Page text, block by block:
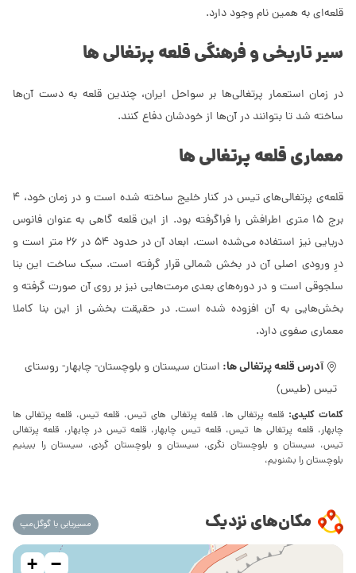
قلعه‌ای به همین نام وجود دارد.
سیر تاریخی و فرهنگی قلعه پرتغالی ها
در زمان استعمار پرتغالی‌ها بر سواحل ایران، چندین قلعه به دست آن‌ها
ساخته شد تا بتوانند در آن‌ها از خودشان دفاع کنند.
معماری قلعه پرتغالی ها
قلعه‌ی پرتغالی‌های تیس در کنار خلیج ساخته شده است و در زمان خود، 4
برج 15 متری اطرافش را فراگرفته بود. از این قلعه گاهی به عنوان فانوس
دریایی نیز استفاده می‌شده است. ابعاد آن در حدود 54 در 26 متر است و
درِ ورودی اصلی آن در بخش شمالی قرار گرفته است. سبک ساخت این بنا
سلجوقی است و در دوره‌های بعدی مرمت‌هایی نیز بر روی آن صورت گرفته و
بخش‌هایی به آن افزوده شده است. در حقیقت بخشی از این بنا کاملا
معماری صفوی دارد.
آدرس قلعه پرتغالی ها: استان سیستان و بلوچستان- چابهار- روستای
تیس (طیس)
کلمات کلیدی: قلعه پرتغالی ها، قلعه پرتغالی های تیس، قلعه تیس، قلعه پرتغالی ها
چابهار، قلعه پرتغالی ها تیس، قلعه تیس چابهار، قلعه تیس در چابهار، قلعه پرتغالی
تیس، سیستان و بلوچستان نگری، سیستان و بلوچستان گردی، سیستان را ببینیم
بلوچستان را بشنویم،
مکان‌های نزدیک مسیریابی با گوگل‌مپ
+ −